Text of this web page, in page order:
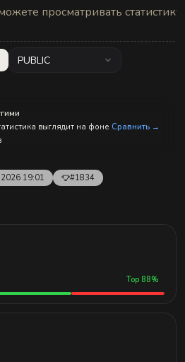
просматривать статистику
PUBLIC
выглядит на фоне Сравнить →
19:01
#1834
Top 88%